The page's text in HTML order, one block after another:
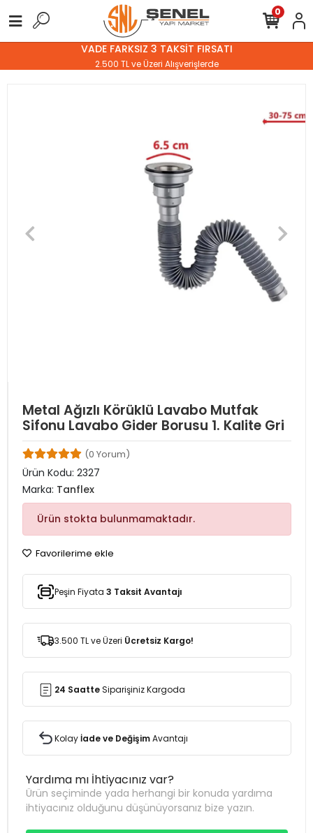
VADE FARKSIZ 3 TAKSİT FIRSATI
2.500 TL ve Üzeri Alışverişlerde
0
Metal Ağızlı Körüklü Lavabo Mutfak
Sifonu Lavabo Gider Borusu 1. Kalite Gri
(0 Yorum)
Ürün Kodu: 2327
Marka: Tanflex
Ürün stokta bulunmamaktadır.
Favorilerime ekle
Peşin Fiyata 3 Taksit Avantajı
3.500 TL ve Üzeri Ücretsiz Kargo!
24 SaatteSiparişiniz Kargoda
Kolayİade ve DeğişimAvantajı
Yardıma mı İhtiyacınız var?
Ürün seçiminde yada herhangi bir konuda yardıma
ihtiyacınız olduğunu düşünüyorsanız bize yazın.